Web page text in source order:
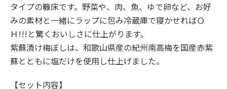
タイプの糠床です。野菜や、肉、魚、ゆで卵など、お好
みの素材と一緒にラップに包み冷蔵庫で寝かせればＯ
Ｈ!!!と驚くおいしさに仕上がります。
紫蘇漬け梅ぼしは、和歌山県産の紀州南高梅を国産赤紫
蘇とともに塩だけを使用し仕上げました。
【セット内容】